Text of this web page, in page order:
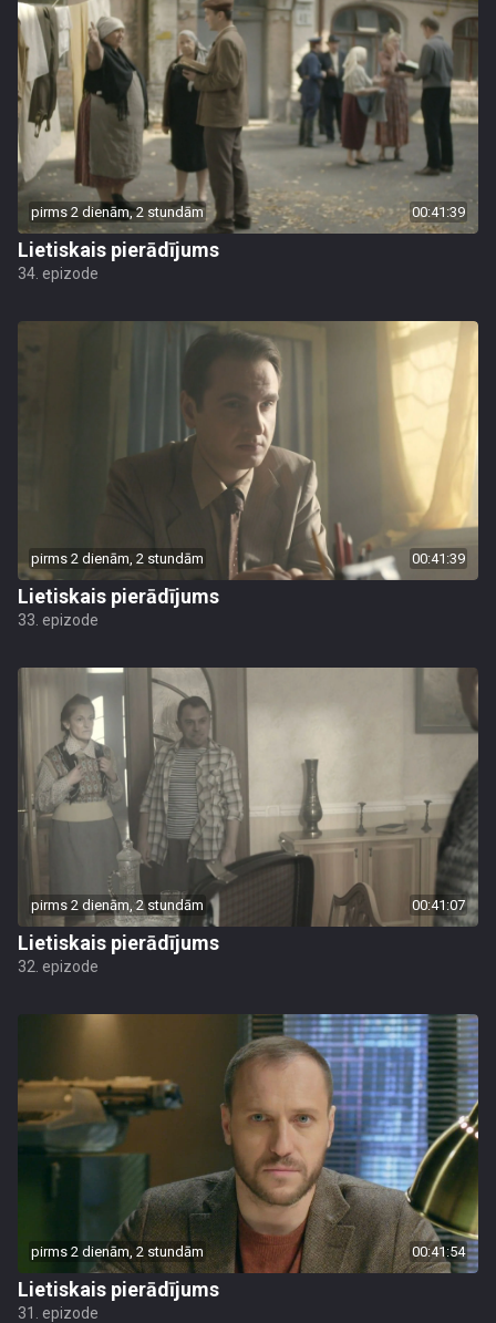
pirms 2 dienām, 2 stundām 00:41:39
Lietiskais pierādījums
34. epizode
pirms 2 dienām, 2 stundām 00:41:39
Lietiskais pierādījums
33. epizode
pirms 2 dienām, 2 stundām 00:41:07
Lietiskais pierādījums
32. epizode
pirms 2 dienām, 2 stundām 00:41:54
Lietiskais pierādījums
31. epizode